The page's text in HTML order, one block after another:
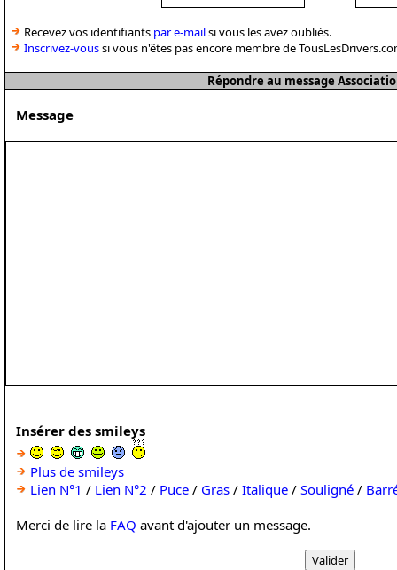
Recevez vos identifiants par e-mailsi vous les avez oubliés.
Inscrivez-voussi vous n'êtes pas encore membre de
Répondre au message
Message
Insérer des smileys
Plus de smileys
Lien N°1 / Lien N°2 / Puce / Gras / Italique / Souligné /
Merci de lire la FAQ avant d'ajouter un message.